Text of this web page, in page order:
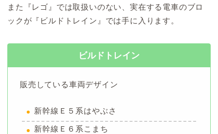
また『レゴ』では取扱いのない、実在する電車のブロ
ックが『ビルドトレイン』では手に入ります。
ビルドトレイン
販売している車両デザイン
新幹線Ｅ５系はやぶさ
新幹線Ｅ６系こまち